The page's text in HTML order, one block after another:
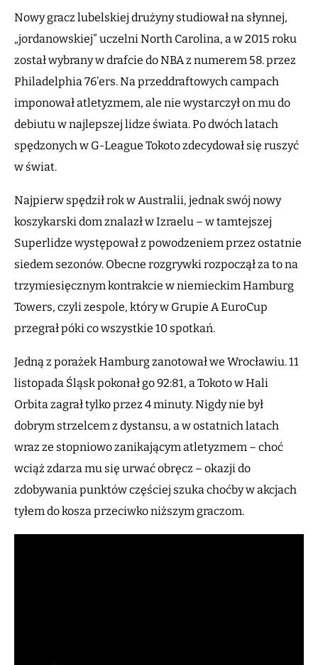
Nowy gracz lubelskiej drużyny studiował na słynnej,
„jordanowskiej” uczelni North Carolina, a w 2015 roku
został wybrany w drafcie do NBA z numerem 58. przez
Philadelphia 76’ers. Na przeddraftowych campach
imponował atletyzmem, ale nie wystarczył on mu do
debiutu w najlepszej lidze świata. Po dwóch latach
spędzonych w G-League Tokoto zdecydował się ruszyć
w świat.
Najpierw spędził rok w Australii, jednak swój nowy
koszykarski dom znalazł w Izraelu – w tamtejszej
Superlidze występował z powodzeniem przez ostatnie
siedem sezonów. Obecne rozgrywki rozpoczął za to na
trzymiesięcznym kontrakcie w niemieckim Hamburg
Towers, czyli zespole, który w Grupie A EuroCup
przegrał póki co wszystkie 10 spotkań.
Jedną z porażek Hamburg zanotował we Wrocławiu. 11
listopada Śląsk pokonał go 92:81, a Tokoto w Hali
Orbita zagrał tylko przez 4 minuty. Nigdy nie był
dobrym strzelcem z dystansu, a w ostatnich latach
wraz ze stopniowo zanikającym atletyzmem – choć
wciąż zdarza mu się urwać obręcz – okazji do
zdobywania punktów częściej szuka choćby w akcjach
tyłem do kosza przeciwko niższym graczom.